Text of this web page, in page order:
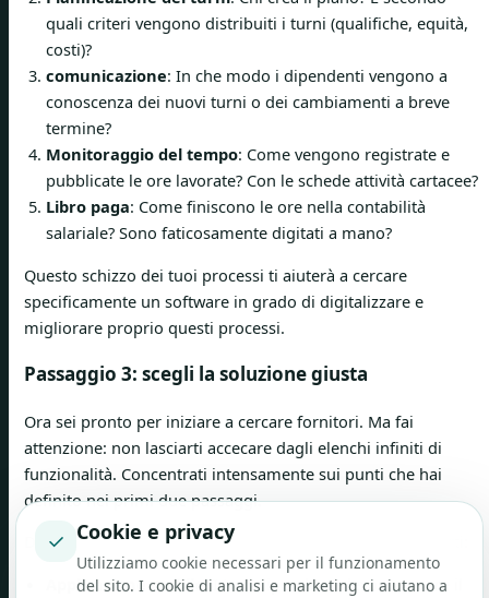
quali criteri vengono distribuiti i turni (qualifiche, equità,
costi)?
comunicazione: In che modo i dipendenti vengono a
conoscenza dei nuovi turni o dei cambiamenti a breve
termine?
Monitoraggio del tempo: Come vengono registrate e
pubblicate le ore lavorate? Con le schede attività cartacee?
Libro paga: Come finiscono le ore nella contabilità
salariale? Sono faticosamente digitati a mano?
Questo schizzo dei tuoi processi ti aiuterà a cercare
specificamente un software in grado di digitalizzare e
migliorare proprio questi processi.
Passaggio 3: scegli la soluzione giusta
Ora sei pronto per iniziare a cercare fornitori. Ma fai
attenzione: non lasciarti accecare dagli elenchi infiniti di
funzionalità. Concentrati intensamente sui punti che hai
definito nei primi due passaggi.
Dovresti prestare particolare attenzione a questi tre aspetti:
Applicazione mobile: I tuoi dipendenti devono amare il
✓ Cookie e privacy
Utilizziamo cookie necessari per il funzionamento
del sito. I cookie di analisi e marketing ci aiutano a